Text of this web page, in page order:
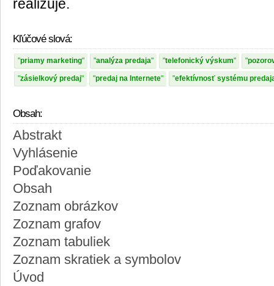
realizuje.
Kľúčové slová:
priamy marketing analýza predaja telefonický výskum
zásielkový predaj predaj na Internete efektívnosť systému
Obsah:
Abstrakt
Vyhlásenie
Poďakovanie
Obsah
Zoznam obrázkov
Zoznam grafov
Zoznam tabuliek
Zoznam skratiek a symbolov
Úvod